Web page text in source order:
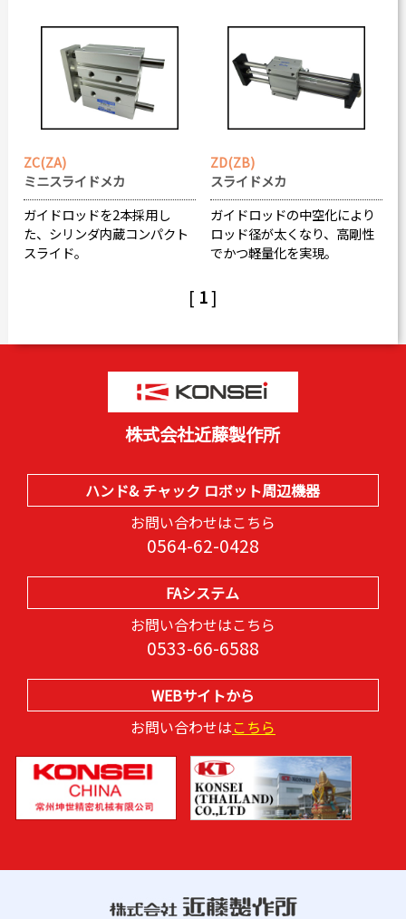
ZC(ZA)
ミニスライドメカ
ガイドロッドを2本採用し
た、シリンダ内蔵コンパクト
スライド。
ZD(ZB)
スライドメカ
ガイドロッドの中空化により
ロッド径が太くなり、高剛性
でかつ軽量化を実現。
[ 1]
株式会社近藤製作所
ハンド& チャック ロボット周辺機器
お問い合わせはこちら
0564-62-0428
FAシステム
お問い合わせはこちら
0533-66-6588
WEBサイトから
お問い合わせはこちら